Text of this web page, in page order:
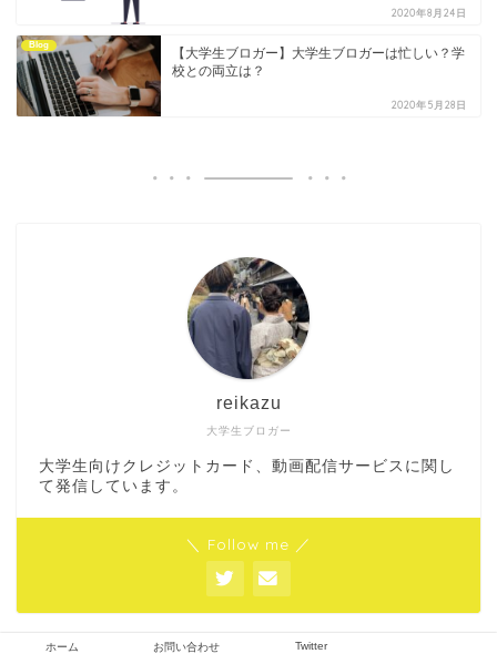
2020年8月24日
Blog
【大学生ブロガー】大学生ブロガーは忙しい？学
校との両立は？
2020年5月28日
大学生ブロガー
reikazu
大学生向けクレジットカード、動画配信サービスに関し
て発信しています。
＼ Follow me ／
ホーム お問い合わせ Twitter